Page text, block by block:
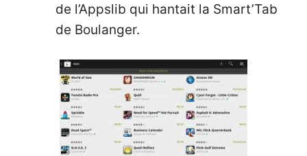
de l’Appslib qui hantait la Smart’Tab
de Boulanger.